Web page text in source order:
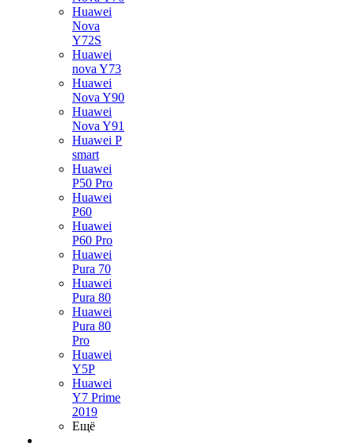
Huawei
Nova
Y72S
Huawei
nova Y73
Huawei
Nova Y90
Huawei
Nova Y91
Huawei P
smart
Huawei
P50 Pro
Huawei
P60
Huawei
P60 Pro
Huawei
Pura 70
Huawei
Pura 80
Huawei
Pura 80
Pro
Huawei
Y5P
Huawei
Y7 Prime
2019
Ещё